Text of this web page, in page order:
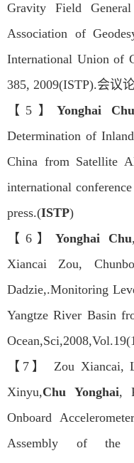
Gravity Field
Association of
International Union of
385, 2009(ISTP).会议
【5】Yonghai Chu
Determination of
China from Satellite
international
press.(ISTP)
【6】 Yonghai Chu
Xiancai Zou,
Dadzie,.Monitoring
Yangtze River Basin
【7】 Zou Xiancai,
Xinyu,Chu Yonghai,
Onboard
Assembly of the